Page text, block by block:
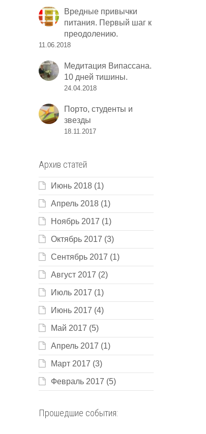
Вредные привычки
питания. Первый шаг к
преодолению.
11.06.2018
Медитация Випассана.
10 дней тишины.
24.04.2018
Порто, студенты и
звезды
18.11.2017
Архив статей
Июнь 2018(1)
Апрель 2018(1)
Ноябрь 2017 (1)
Октябрь 2017 (3)
Сентябрь 2017 (1)
Август 2017 (2)
Июль 2017 (1)
Июнь 2017 (4)
Май 2017 (5)
Апрель 2017 (1)
Март 2017 (3)
Февраль 2017 (5)
Прошедшие события: